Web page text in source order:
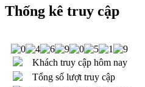
Thống kê truy cập
Khách truy cập hôm nay
Tổng số lượt truy cập